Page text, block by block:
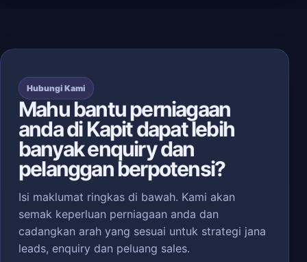
Hubungi Kami
Mahu bantu perniagaan
anda di Kapit dapat lebih
banyak enquiry dan
pelanggan berpotensi?
Isi maklumat ringkas di bawah. Kami akan
semak keperluan perniagaan anda dan
cadangkan arah yang sesuai untuk strategi jana
leads, enquiry dan peluang sales.